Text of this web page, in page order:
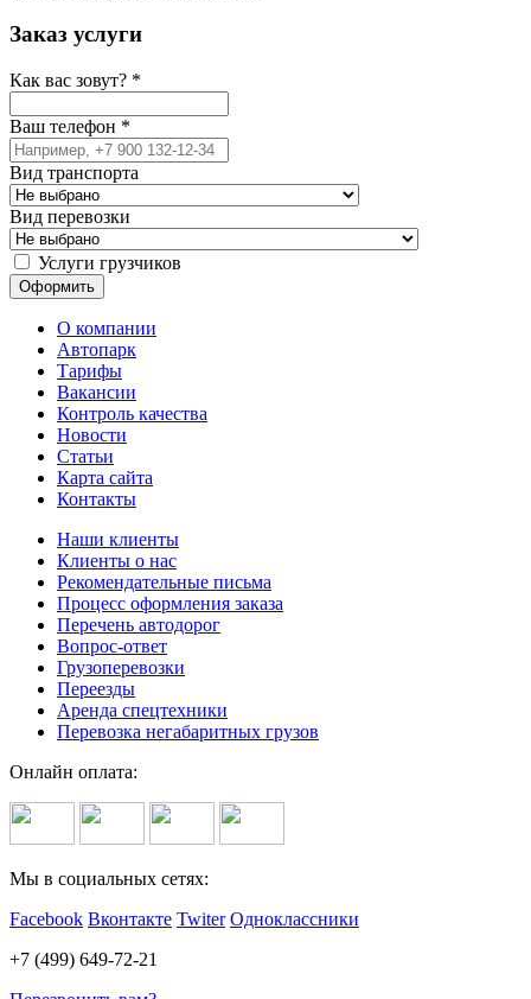
Заказ услуги
Как вас зовут? *
Ваш телефон *
Вид транспорта
Вид перевозки
Услуги грузчиков
О компании
Автопарк
Тарифы
Вакансии
Контроль качества
Новости
Статьи
Карта сайта
Контакты
Наши клиенты
Клиенты о нас
Рекомендательные письма
Процесс оформления заказа
Перечень автодорог
Вопрос-ответ
Грузоперевозки
Переезды
Аренда спецтехники
Перевозка негабаритных грузов
Онлайн оплата:
Мы в социальных сетях:
Facebook Вконтакте Twiter Одноклассники
+7 (499) 649-72-21